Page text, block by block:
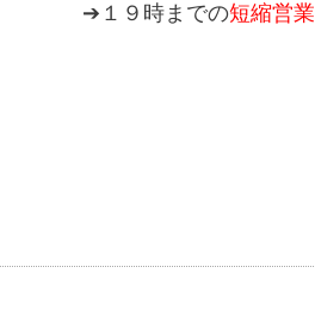
➔１９時までの短縮営業